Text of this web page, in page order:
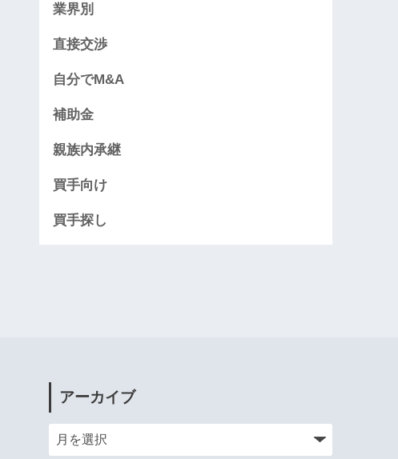
業界別
直接交渉
自分でM&A
補助金
親族内承継
買手向け
買手探し
アーカイブ